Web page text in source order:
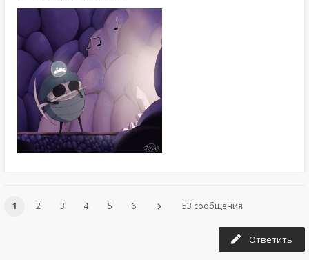
1 2 3 4 5 6 53 сообщения
Ответить